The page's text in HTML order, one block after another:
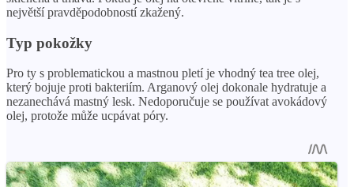
největší pravděpodobností zkažený.
Typ pokožky
Pro ty s problematickou a mastnou pletí je vhodný tea tree olej,
který bojuje proti bakteriím. Arganový olej dokonale hydratuje a
nezanechává mastný lesk. Nedoporučuje se používat avokádový
olej, protože může ucpávat póry.